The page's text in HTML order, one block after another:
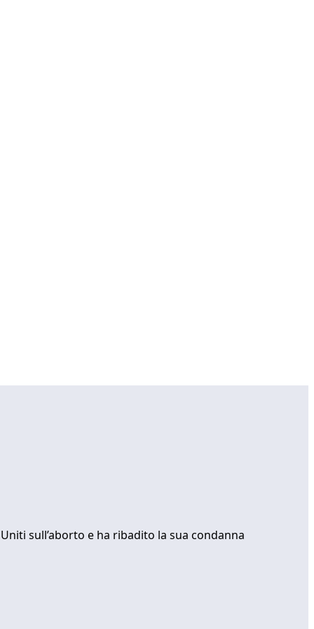
sull’aborto e ha ribadito la sua condanna